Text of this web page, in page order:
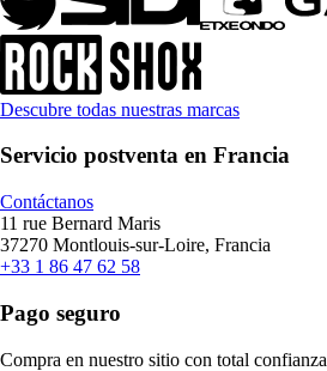
Descubre todas nuestras marcas
Servicio postventa en Francia
Contáctanos
11 rue Bernard Maris
37270 Montlouis-sur-Loire, Francia
+33 1 86 47 62 58
Pago seguro
Compra en nuestro sitio con total confianza